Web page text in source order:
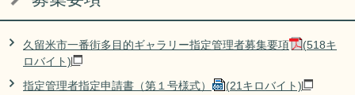
久留米市一番街多目的ギャラリー指定管理者募集要項
(518キ
ロバイト)
指定管理者指定申請書（第１号様式）
(21キロバイト)